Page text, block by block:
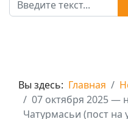
Вы здесь: Главная
07 октября 2025 —
Чатурмасьи (пост на